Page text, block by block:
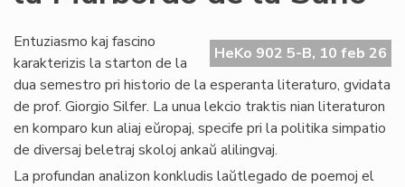
HeKo 902 5-B, 10 feb 26
Entuziasmo kaj fascino
karakterizis la starton de la
dua semestro pri historio de la esperanta literaturo, gvidata
de prof. Giorgio Silfer. La unua lekcio traktis nian literaturon
en komparo kun aliaj eŭropaj, specife pri la politika simpatio
de diversaj beletraj skoloj ankaŭ alilingvaj.
La profundan analizon konkludis laŭtlegado de poemoj el